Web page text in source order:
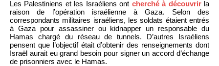
Les Palestiniens et les Israéliens ont cherché à découvrirla
raison de l’opération israélienne à Gaza. Selon des
correspondants militaires israéliens, les soldats étaient entrés
à Gaza pour assassiner ou kidnapper un responsable du
Hamas chargé du réseau de tunnels. D’autres Israéliens
pensent que l’objectif était d’obtenir des renseignements dont
Israël aurait eu grand besoin pour signer un accord d’échange
de prisonniers avec le Hamas.